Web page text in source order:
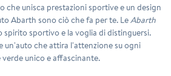
che unisca prestazioni sportive e un design
Abarth sono ciò che fa per te. LeAbarth
sportivo e la voglia di distinguersi.
un'auto che attira l'attenzione su ogni
verde unico e affascinante.